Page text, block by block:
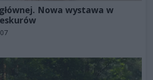
Nowa wystawa w